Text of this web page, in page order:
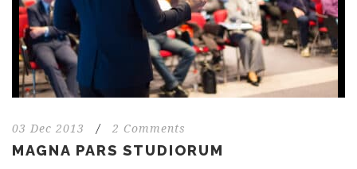
03 Dec 2013 / 2 Comments
MAGNA PARS STUDIORUM